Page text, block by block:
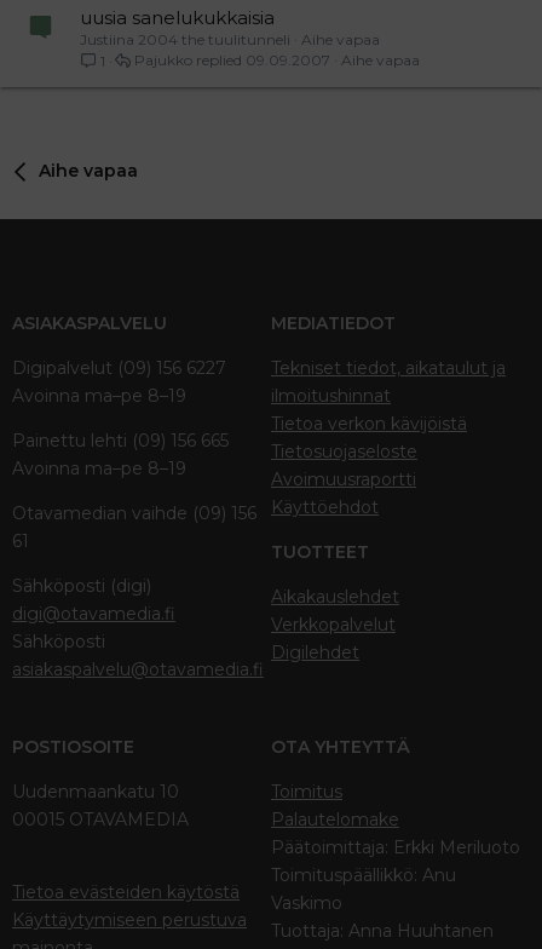
uusia sanelukukkaisia
Justiina 2004 the tuulitunneli
Aihe vapaa
1
Aihe vapaa
09.09.2007
Pajukko
Aihe vapaa
ASIAKASPALVELU
Digipalvelut (09) 156 6227
Avoinna ma–pe 8–19
Painettu lehti (09) 156 665
Avoinna ma–pe 8–19
Otavamedian vaihde (09) 156
61
Sähköposti (digi)
digi@otavamedia.fi
Sähköposti
asiakaspalvelu@otavamedia.fi
MEDIATIEDOT
Tekniset tiedot, aikataulut ja
ilmoitushinnat
Tietoa verkon kävijöistä
Tietosuojaseloste
Avoimuusraportti
Käyttöehdot
TUOTTEET
Aikakauslehdet
Verkkopalvelut
Digilehdet
POSTIOSOITE
Uudenmaankatu 10
00015 OTAVAMEDIA
Tietoa evästeiden käytöstä
Käyttäytymiseen perustuva
OTA YHTEYTTÄ
Toimitus
Palautelomake
Päätoimittaja: Erkki Meriluoto
Toimituspäällikkö: Anu
Vaskimo
Tuottaja: Anna Huuhtanen